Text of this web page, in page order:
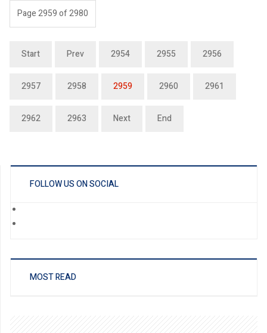
Page 2959 of 2980
Start Prev 2954 2955 2956
2957 2958 2959 2960 2961
2962 2963 Next End
FOLLOW US ON SOCIAL
MOST READ